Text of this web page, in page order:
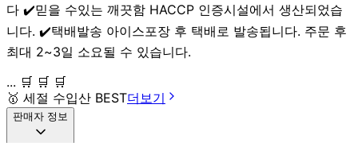
다 ✔️믿을 수있는 깨끗함 HACCP 인증시설에서 생산되었습
니다. ✔️택배발송 아이스포장 후 택배로 발송됩니다. 주문 후
최대 2~3일 소요될 수 있습니다.
... 🛒 🛒 🛒
🥇 세절 수입산 BEST더보기
판매자 정보